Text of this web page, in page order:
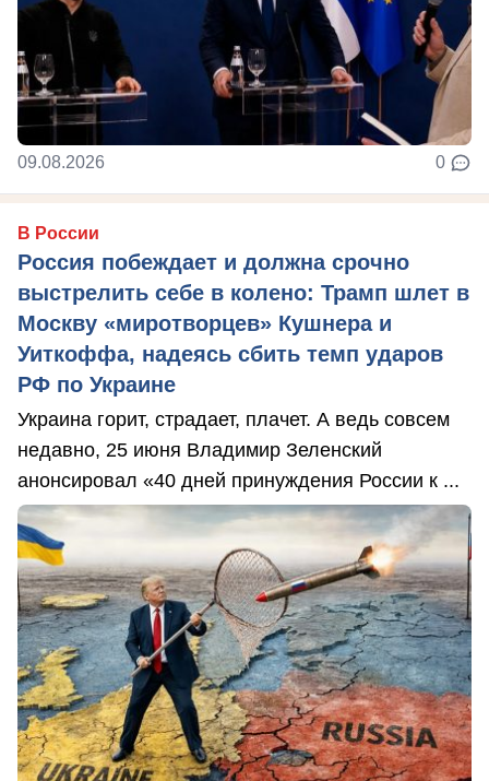
09.08.2026 0
В России
Россия побеждает и должна срочно
выстрелить себе в колено: Трамп шлет в
Москву «миротворцев» Кушнера и
Уиткоффа, надеясь сбить темп ударов
РФ по Украине
Украина горит, страдает, плачет. А ведь совсем
недавно, 25 июня Владимир Зеленский
анонсировал «40 дней принуждения России к ...